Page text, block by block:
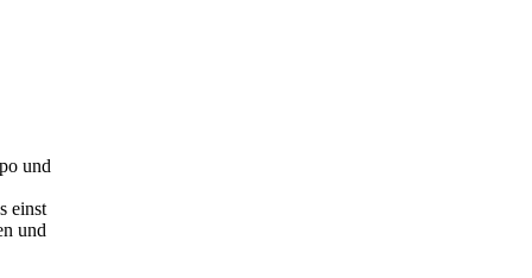
und
einst
und